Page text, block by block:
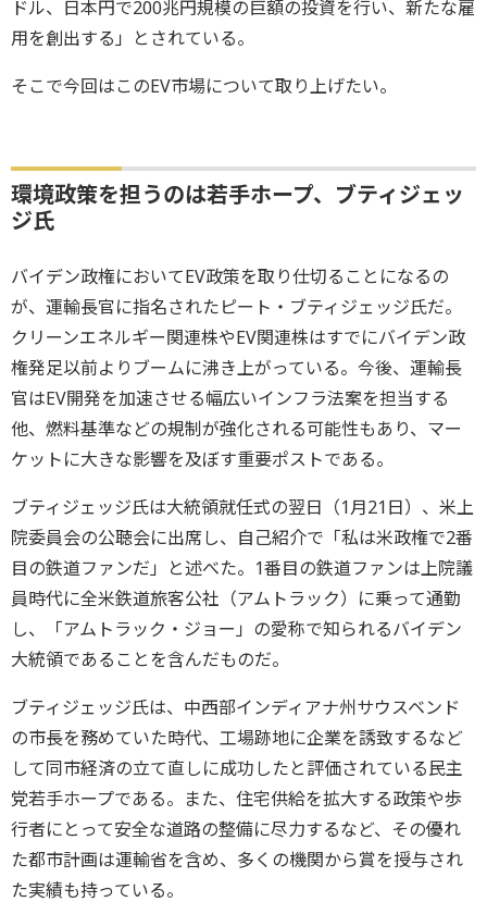
ドル、日本円で200兆円規模の巨額の投資を行い、新たな雇
用を創出する」とされている。
そこで今回はこのEV市場について取り上げたい。
環境政策を担うのは若手ホープ、ブティジェッ
ジ氏
バイデン政権においてEV政策を取り仕切ることになるの
が、運輸長官に指名されたピート・ブティジェッジ氏だ。
クリーンエネルギー関連株やEV関連株はすでにバイデン政
権発足以前よりブームに沸き上がっている。今後、運輸長
官はEV開発を加速させる幅広いインフラ法案を担当する
他、燃料基準などの規制が強化される可能性もあり、マー
ケットに大きな影響を及ぼす重要ポストである。
ブティジェッジ氏は大統領就任式の翌日（1月21日）、米上
院委員会の公聴会に出席し、自己紹介で「私は米政権で2番
目の鉄道ファンだ」と述べた。1番目の鉄道ファンは上院議
員時代に全米鉄道旅客公社（アムトラック）に乗って通勤
し、「アムトラック・ジョー」の愛称で知られるバイデン
大統領であることを含んだものだ。
ブティジェッジ氏は、中西部インディアナ州サウスベンド
の市長を務めていた時代、工場跡地に企業を誘致するなど
して同市経済の立て直しに成功したと評価されている民主
党若手ホープである。また、住宅供給を拡大する政策や歩
行者にとって安全な道路の整備に尽力するなど、その優れ
た都市計画は運輸省を含め、多くの機関から賞を授与され
た実績も持っている。